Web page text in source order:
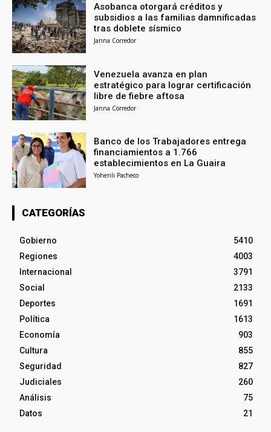
Asobanca otorgará créditos y
subsidios a las familias damnificadas
tras doblete sísmico
Janna Corredor
Venezuela avanza en plan
estratégico para lograr certificación
libre de fiebre aftosa
Janna Corredor
Banco de los Trabajadores entrega
financiamientos a 1.766
establecimientos en La Guaira
Yohenli Pacheco
CATEGORÍAS
Gobierno
5410
Regiones
4003
Internacional
3791
Social
2133
Deportes
1691
Política
1613
Economía
903
Cultura
855
Seguridad
827
Judiciales
260
Análisis
75
Datos
21